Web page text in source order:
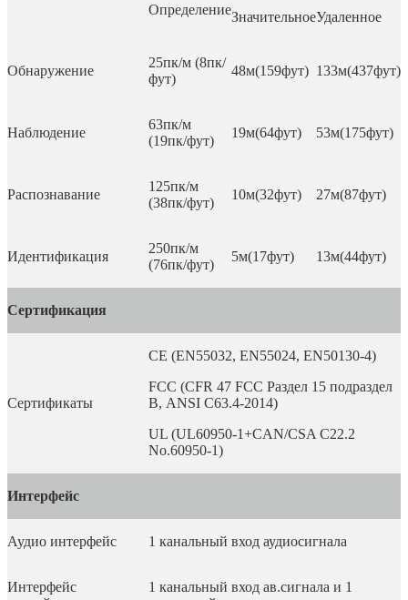
ОпределениеЗначительноеУдаленное
Обнаружение
25пк/м (8пк/
фут)
48м(159фут) 133м(437фут)
Наблюдение
63пк/м
(19пк/фут)
19м(64фут) 53м(175фут)
Распознавание
125пк/м
(38пк/фут)
10м(32фут) 27м(87фут)
Идентификация
250пк/м
(76пк/фут)
5м(17фут) 13м(44фут)
Сертификация
Сертификаты
CE (EN55032, EN55024, EN50130-4)
FCC (CFR 47 FCC Раздел 15 подраздел
В, ANSI C63.4-2014)
UL (UL60950-1+CAN/CSA C22.2
No.60950-1)
Интерфейс
Аудио интерфейс 1 канальный вход аудиосигнала
Интерфейс
1 канальный вход ав.сигнала и 1